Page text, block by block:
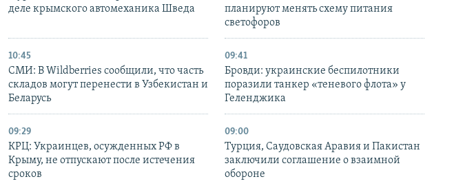
деле крымского автомеханика Шведа
планируют менять схему питания
светофоров
10:45
СМИ: В Wildberries сообщили, что часть
складов могут перенести в Узбекистан и
Беларусь
09:41
Бровди: украинские беспилотники
поразили танкер «теневого флота» у
Геленджика
09:29
КРЦ: Украинцев, осужденных РФ в
Крыму, не отпускают после истечения
сроков
09:00
Турция, Саудовская Аравия и Пакистан
заключили соглашение о взаимной
обороне